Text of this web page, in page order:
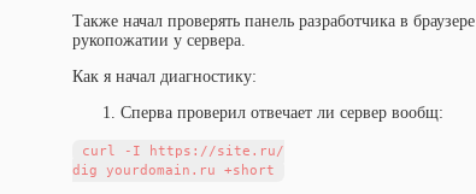
Также начал проверять панель разработчика в
рукопожатии у сервера.
Как я начал диагностику:
Сперва проверил отвечает ли сервер вообщ:
curl -I https://site.ru/